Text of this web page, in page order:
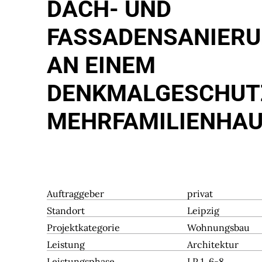
DACH- UND
AN EINEM
Auftraggeber
privat
Standort
Leipzig
Projektkategorie
Wohnungsbau
Leistung
Architektur